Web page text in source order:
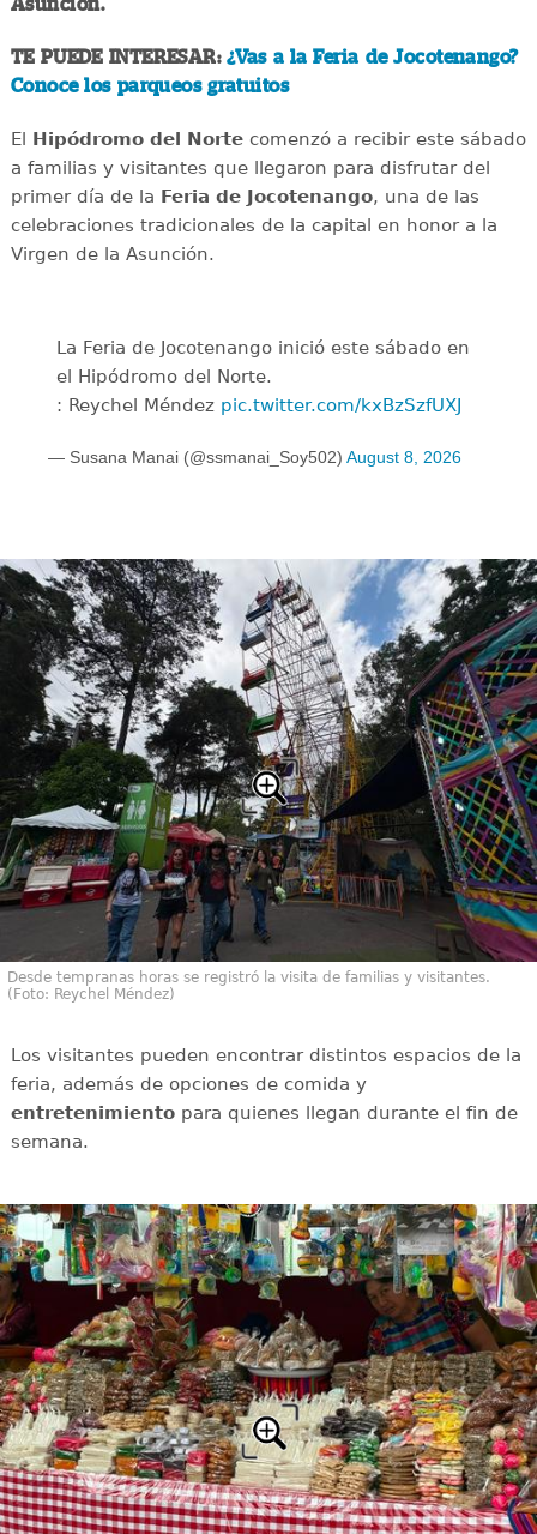
TE PUEDE INTERESAR:¿Vas a la Feria de Jocotenango?
Conoce los parqueos gratuitos
El Hipódromo del Nortecomenzó a recibir este sábado
a familias y visitantes que llegaron para disfrutar del
primer día de la Feria de Jocotenango, una de las
celebraciones tradicionales de la capital en honor a la
Virgen de la Asunción.
La Feria de Jocotenango inició este sábado en
el Hipódromo del Norte.
: Reychel Méndez pic.twitter.com/kxBzSzfUXJ
— Susana Manai (@ssmanai_Soy502) August 8, 2026
Desde tempranas horas se registró la visita de familias y visitantes.
(Foto: Reychel Méndez)
Los visitantes pueden encontrar distintos espacios de la
feria, además de opciones de comida y
entretenimientopara quienes llegan durante el fin de
semana.